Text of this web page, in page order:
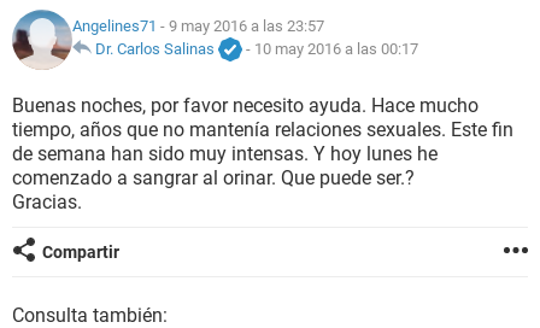
NUTRICIÓN
BIENESTAR
SEXUALIDAD
GLOSARIO
Angelines71 - 9 may 2016 a las 23:57
Dr. Carlos Salinas
- 10 may 2016 a las 00:17
Buenas noches, por favor necesito ayuda. Hace mucho
tiempo, años que no mantenía relaciones sexuales. Este fin
de semana han sido muy intensas. Y hoy lunes he
comenzado a sangrar al orinar. Que puede ser.?
Gracias.
Compartir
Consulta también: